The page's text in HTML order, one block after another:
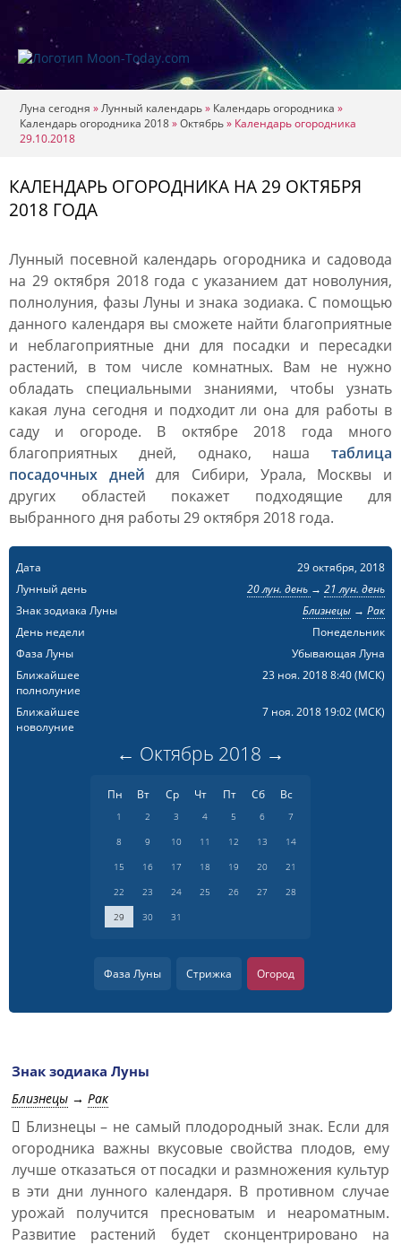
Луна сегодня »Лунный календарь» Календарь огородника »
Календарь огородника 2018»Октябрь» Календарь огородника
29.10.2018
КАЛЕНДАРЬ ОГОРОДНИКА НА 29 ОКТЯБРЯ
2018 ГОДА
Лунный посевной календарь огородника и садовода
на 29 октября 2018 года с указанием дат новолуния,
полнолуния, фазы Луны и знака зодиака. С помощью
данного календаря вы сможете найти благоприятные
и неблагоприятные дни для посадки и пересадки
растений, в том числе комнатных. Вам не нужно
обладать специальными знаниями, чтобы узнать
какая луна сегодня и подходит ли она для работы в
саду и огороде. В октябре 2018 года много
благоприятных дней, однако, наша таблица
посадочных дней для Сибири, Урала, Москвы и
других областей покажет подходящие для
выбранного дня работы 29 октября 2018 года.
Дата
29 октября, 2018
Лунный день
20 лун. день → 21 лун. день
Знак зодиака Луны
Близнецы→ Рак
День недели
Понедельник
Фаза Луны
Убывающая Луна
Ближайшее
полнолуние
23 ноя. 2018 8:40(МСК)
Ближайшее
новолуние
7 ноя. 2018 19:02(МСК)
← Октябрь 2018 →
Пн Вт Ср Чт Пт Сб Вс
1 2 3 4 5 6
7
8
9 10 11 12 13
14
15
16 17 18 19 20
21
22
23 24 25 26 27
28
29
30 31
Фаза Луны Стрижка Огород
Знак зодиака Луны
Близнецы → Рак
Близнецы – не самый плодородный знак. Если для
огородника важны вкусовые свойства плодов, ему
лучше отказаться от посадки и размножения культур
в эти дни лунного календаря. В противном случае
урожай получится пресноватым и неароматным.
Развитие растений будет сконцентрировано на